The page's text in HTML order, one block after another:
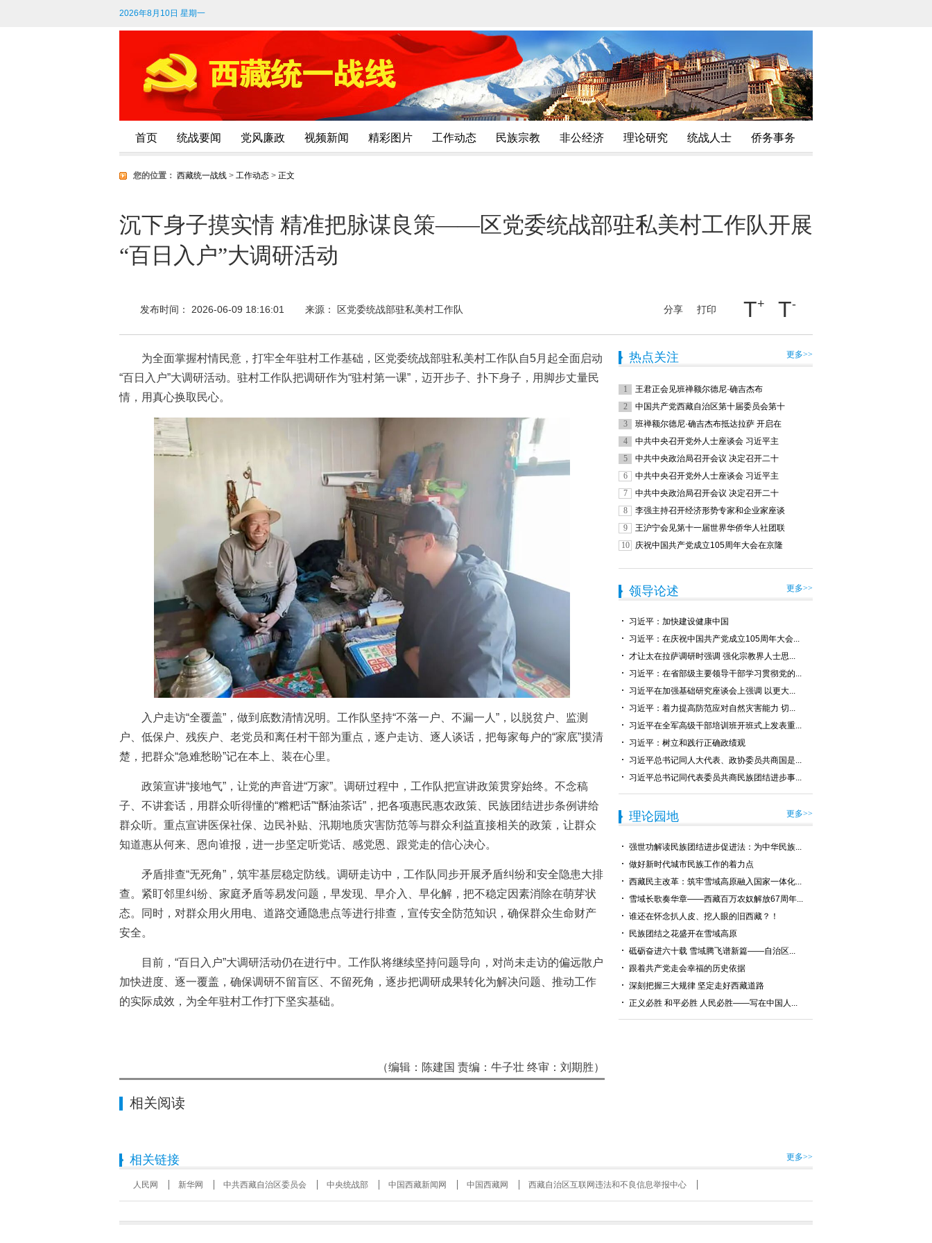
2026年8月10日 星期一
首页 统战要闻 党风廉政 视频新闻 精彩图片 工作动态 民族宗教 非公经济 理论研究 统战人士 侨务事务
您的位置： 西藏统一战线 > 工作动态 > 正文
沉下身子摸实情 精准把脉谋良策——区党委统战部驻私美村工作队开展
“百日入户”大调研活动
发布时间： 2026-06-09 18:16:01 来源： 区党委统战部驻私美村工作队 分享 打印 T+ T-
为全面掌握村情民意，打牢全年驻村工作基础，区党委统战部驻私美村工作队自5月起全面启动
“百日入户”大调研活动。驻村工作队把调研作为“驻村第一课”，迈开步子、扑下身子，用脚步丈量民
情，用真心换取民心。
入户走访“全覆盖”，做到底数清情况明。工作队坚持“不落一户、不漏一人”，以脱贫户、监测
户、低保户、残疾户、老党员和离任村干部为重点，逐户走访、逐人谈话，把每家每户的“家底”摸清
楚，把群众“急难愁盼”记在本上、装在心里。
政策宣讲“接地气”，让党的声音进“万家”。调研过程中，工作队把宣讲政策贯穿始终。不念稿
子、不讲套话，用群众听得懂的“糌粑话”“酥油茶话”，把各项惠民惠农政策、民族团结进步条例讲给
群众听。重点宣讲医保社保、边民补贴、汛期地质灾害防范等与群众利益直接相关的政策，让群众
知道惠从何来、恩向谁报，进一步坚定听党话、感党恩、跟党走的信心决心。
矛盾排查“无死角”，筑牢基层稳定防线。调研走访中，工作队同步开展矛盾纠纷和安全隐患大排
查。紧盯邻里纠纷、家庭矛盾等易发问题，早发现、早介入、早化解，把不稳定因素消除在萌芽状
态。同时，对群众用火用电、道路交通隐患点等进行排查，宣传安全防范知识，确保群众生命财产
安全。
目前，“百日入户”大调研活动仍在进行中。工作队将继续坚持问题导向，对尚未走访的偏远散户
加快进度、逐一覆盖，确保调研不留盲区、不留死角，逐步把调研成果转化为解决问题、推动工作
的实际成效，为全年驻村工作打下坚实基础。
（编辑：陈建国 责编：牛子壮 终审：刘期胜）
相关阅读
热点关注 更多>>
1
王君正会见班禅额尔德尼·确吉杰布
2
中国共产党西藏自治区第十届委员会第十
3
班禅额尔德尼·确吉杰布抵达拉萨 开启在
4
中共中央召开党外人士座谈会 习近平主
5
中共中央政治局召开会议 决定召开二十
6
中共中央召开党外人士座谈会 习近平主
7
中共中央政治局召开会议 决定召开二十
8
李强主持召开经济形势专家和企业家座谈
9
王沪宁会见第十一届世界华侨华人社团联
10
庆祝中国共产党成立105周年大会在京隆
领导论述 更多>>
习近平：加快建设健康中国
习近平：在庆祝中国共产党成立105周年大会...
才让太在拉萨调研时强调 强化宗教界人士思...
习近平：在省部级主要领导干部学习贯彻党的...
习近平在加强基础研究座谈会上强调 以更大...
习近平：着力提高防范应对自然灾害能力 切...
习近平在全军高级干部培训班开班式上发表重...
习近平：树立和践行正确政绩观
习近平总书记同人大代表、政协委员共商国是...
习近平总书记同代表委员共商民族团结进步事...
理论园地 更多>>
强世功解读民族团结进步促进法：为中华民族...
做好新时代城市民族工作的着力点
西藏民主改革：筑牢雪域高原融入国家一体化...
雪域长歌奏华章——西藏百万农奴解放67周年...
谁还在怀念扒人皮、挖人眼的旧西藏？！
民族团结之花盛开在雪域高原
砥砺奋进六十载 雪域腾飞谱新篇——自治区...
跟着共产党走会幸福的历史依据
深刻把握三大规律 坚定走好西藏道路
正义必胜 和平必胜 人民必胜——写在中国人...
相关链接 更多>>
人民网 新华网 中共西藏自治区委员会 中央统战部 中国西藏新闻网 中国西藏网 西藏自治区互联网违法和不良信息举报中心